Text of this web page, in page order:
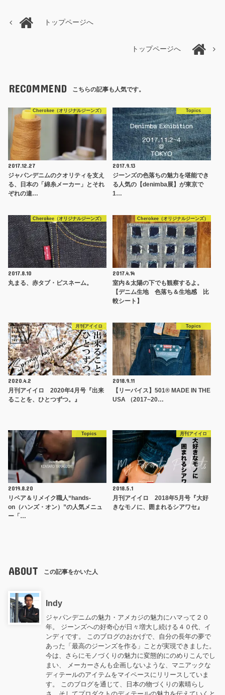
トップページへ
トップページへ
RECOMMEND こちらの記事も人気です。
Cherokee（オリジナルジーンズ）
2017.12.27
ジャパンデニムのクオリティを支え
る、日本の「綿糸メーカー」とそれ
ぞれの違…
Topics
2017.9.13
ジーンズの色落ちの魅力を堪能でき
る人気の【denimba展】が東京で
1…
Cherokee（オリジナルジーンズ）
2017.8.10
丸まる、赤タブ・ピスネーム。
Cherokee（オリジナルジーンズ）
2017.4.14
室内＆太陽の下でも観察するよ。
【デニム生地 色落ち＆生地感 比
較シート】
月刊アイイロ
2020.4.2
月刊アイイロ 2020年4月号『出来
ることを、ひとつずつ。』
Topics
2018.9.11
【リーバイス】501® MADE IN THE
USA （2017~20…
Topics
2019.8.20
リペア＆リメイク職人“hands-
on（ハンズ・オン）”の人気メニュ
ー「…
月刊アイイロ
2018.5.1
月刊アイイロ 2018年5月号『大好
きなモノに、囲まれるシアワセ』
ABOUT この記事をかいた人
Indy
ジャパンデニムの魅力・アメカジの魅力にハマって２０
年。 ジーンズへの好奇心が日々増大し続ける４０代、イ
ンディです。 このブログのおかげで、自分の長年の夢で
あった「最高のジーンズを作る」ことが実現できました。
今は、さらにモノづくりの魅力に変態的にのめりこんでし
まい、 メーカーさんも企画しないような、マニアックな
ディテールのアイテムをマイペースにリリースしていま
す。 このブログを通じて、日本の物づくりの素晴らし